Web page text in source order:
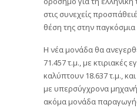
στις συνεχείς
θέση της στην
Η νέα μονάδα θα
71.457 τ.μ., με κτιριακές
καλύπτουν 18.637 τ.μ.,
με υπερσύγχρονα
ακόμα μονάδα